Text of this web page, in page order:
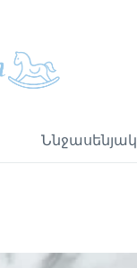
Ննջասենյակ